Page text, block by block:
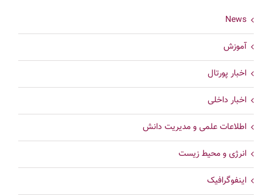
News
آموزش
اخبار پورتال
اخبار داخلی
اطلاعات علمی و مدیریت دانش
انرژی و محیط زیست
اینفوگرافیک